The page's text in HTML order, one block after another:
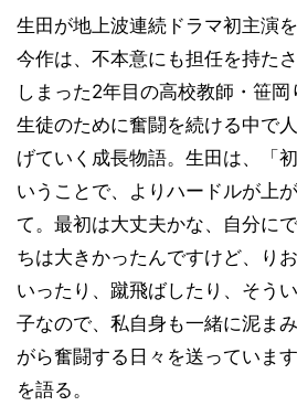
生田が地上波連続ドラマ初主演
今作は、不本意にも担任を持た
しまった2年目の高校教師・笹
生徒のために奮闘を続ける中で
げていく成長物語。生田は、「
いうことで、よりハードルが上
て。最初は大丈夫かな、自分に
ちは大きかったんですけど、り
いったり、蹴飛ばしたり、そう
子なので、私自身も一緒に泥ま
がら奮闘する日々を送っていま
を語る。